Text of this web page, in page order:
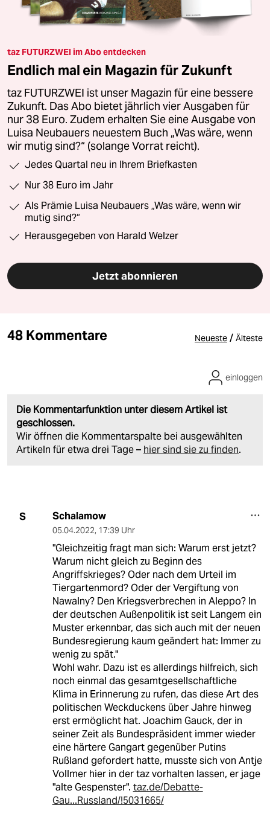
taz FUTURZWEI im Abo entdecken
Endlich mal ein Magazin für Zukunft
taz FUTURZWEI ist unser Magazin für eine bessere
Zukunft. Das Abo bietet jährlich vier Ausgaben für
nur 38 Euro. Zudem erhalten Sie eine Ausgabe von
Luisa Neubauers neuestem Buch „Was wäre, wenn
wir mutig sind?“ (solange Vorrat reicht).
Jedes Quartal neu in Ihrem Briefkasten
Nur 38 Euro im Jahr
Als Prämie Luisa Neubauers „Was wäre, wenn wir
mutig sind?“
Herausgegeben von Harald Welzer
Jetzt abonnieren
48 Kommentare Neueste / Älteste
Die Kommentarfunktion unter diesem Artikel ist
geschlossen.
Wir öffnen die Kommentarspalte bei ausgewählten
Artikeln für etwa drei Tage – hier sind sie zu finden.
einloggen
S Schalamow
05.04.2022, 17:39 Uhr
"Gleichzeitig fragt man sich: Warum erst jetzt?
Warum nicht gleich zu Beginn des
Angriffskrieges? Oder nach dem Urteil im
Tiergartenmord? Oder der Vergiftung von
Nawalny? Den Kriegsverbrechen in Aleppo? In
der deutschen Außenpolitik ist seit Langem ein
Muster erkennbar, das sich auch mit der neuen
Bundesregierung kaum geändert hat: Immer zu
wenig zu spät."
Wohl wahr. Dazu ist es allerdings hilfreich, sich
noch einmal das gesamtgesellschaftliche
Klima in Erinnerung zu rufen, das diese Art des
politischen Weckduckens über Jahre hinweg
erst ermöglicht hat. Joachim Gauck, der in
seiner Zeit als Bundespräsident immer wieder
eine härtere Gangart gegenüber Putins
Rußland gefordert hatte, musste sich von Antje
Vollmer hier in der taz vorhalten lassen, er jage
"alte Gespenster". taz.de/Debatte-
Gau...Russland/!5031665/